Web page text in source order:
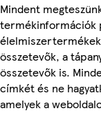
Mindent
termékinformációk
összetevők, a
összetevők is.
címkét és ne
amelyek a